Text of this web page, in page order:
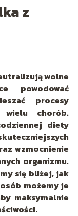
z
wolne
powodować
procesy
chorób.
diety
wzmocnienie
organizmu.
się bliżej, jak
możemy je
maksymalnie